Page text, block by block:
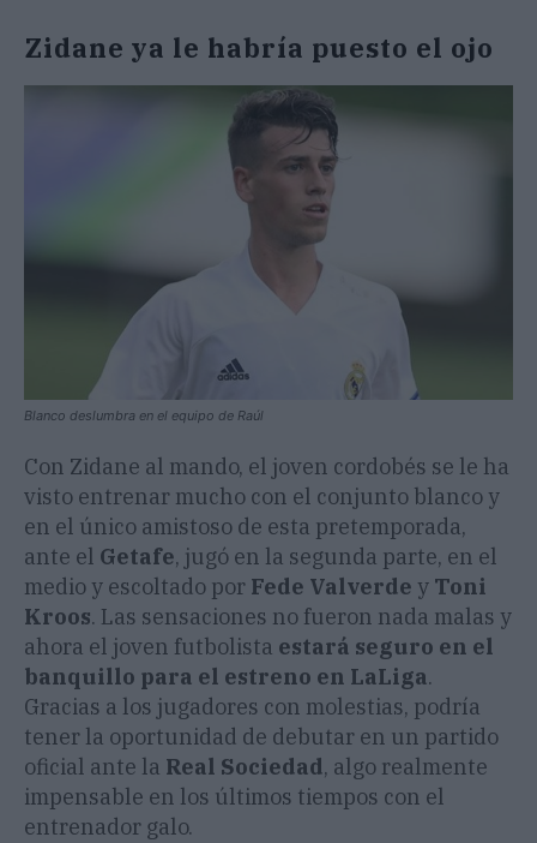
Zidane ya le habría puesto el ojo
Blanco deslumbra en el equipo de Raúl
Con Zidane al mando, el joven cordobés se le ha
visto entrenar mucho con el conjunto blanco y
en el único amistoso de esta pretemporada,
ante el Getafe, jugó en la segunda parte, en el
medio y escoltado por Fede Valverde y Toni
Kroos. Las sensaciones no fueron nada malas y
ahora el joven futbolista estará seguro en el
banquillo para el estreno en LaLiga.
Gracias a los jugadores con molestias, podría
tener la oportunidad de debutar en un partido
oficial ante la Real Sociedad, algo realmente
impensable en los últimos tiempos con el
entrenador galo.